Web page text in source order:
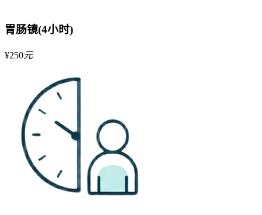
胃肠镜(4小时)
¥250元